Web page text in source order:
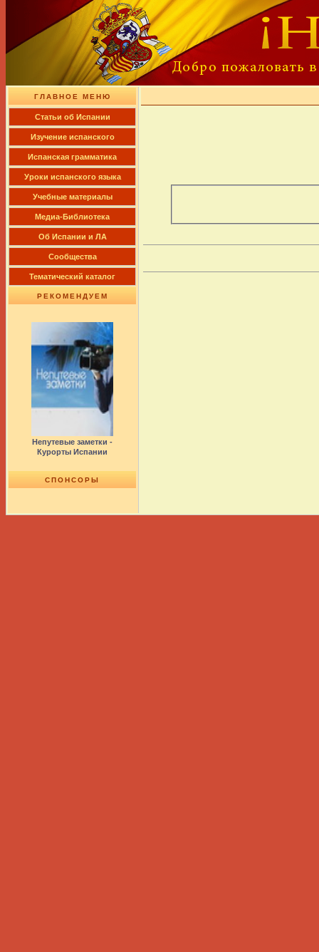
ГЛАВНОЕ МЕНЮ
Cтатьи об Испании
Изучение испанского
Испанская грамматика
Уроки испанского языка
Учебные материалы
Медиа-Библиотека
Об Испании и ЛА
Сообщества
Тематический каталог
РЕКОМЕНДУЕМ
Непутевые заметки -
Курорты Испании
СПОНСОРЫ